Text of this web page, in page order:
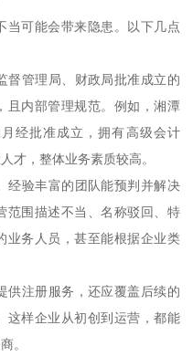
当可能会带来隐患。以下几点
督管理局、财政局批准成立的
且内部管理规范。例如，湘潭
经批准成立，拥有高级会计
才，整体业务素质较高。
经验丰富的团队能预判并解决
范围描述不当、名称驳回、特
业务人员，甚至能根据企业类
供注册服务，还应覆盖后续的
这样企业从初创到运营，都能
。